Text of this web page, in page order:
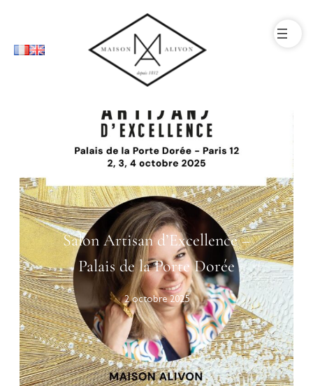
Salon Artisan d’Excellence –
Palais de la Porte Dorée
2 octobre 2025